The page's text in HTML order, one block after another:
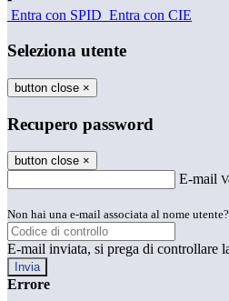
Entra con SPID Entra con CIE
Seleziona utente
button close ×
Recupero password
button close ×
E-mail
Non hai una e-mail associata al nome
E-mail inviata, si prega di controllare
Errore